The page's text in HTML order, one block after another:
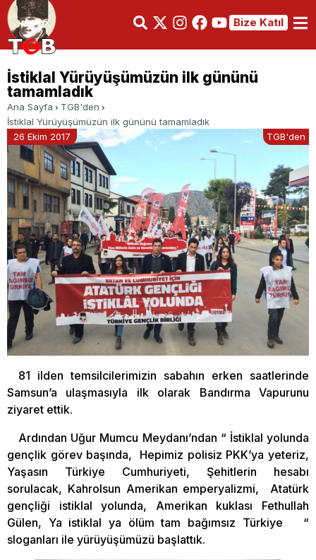
Bize Katıl
İstiklal Yürüyüşümüzün ilk gününü
tamamladık
Ana Sayfa
TGB'den
İstiklal Yürüyüşümüzün ilk gününü tamamladık
26 Ekim 2017
TGB'den
81 ilden temsilcilerimizin sabahın erken saatlerinde
Samsun’a ulaşmasıyla ilk olarak Bandırma Vapurunu
ziyaret ettik.
Ardından Uğur Mumcu Meydanı’ndan “ İstiklal yolunda
gençlik görev başında, Hepimiz polisiz PKK’ya yeteriz,
Yaşasın Türkiye Cumhuriyeti, Şehitlerin hesabı
sorulacak, Kahrolsun Amerikan emperyalizmi, Atatürk
gençliği istiklal yolunda, Amerikan kuklası Fethullah
Gülen, Ya istiklal ya ölüm tam bağımsız Türkiye “
sloganları ile yürüyüşümüzü başlattık.